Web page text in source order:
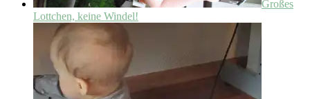
Großes
Lottchen, keine Windel!